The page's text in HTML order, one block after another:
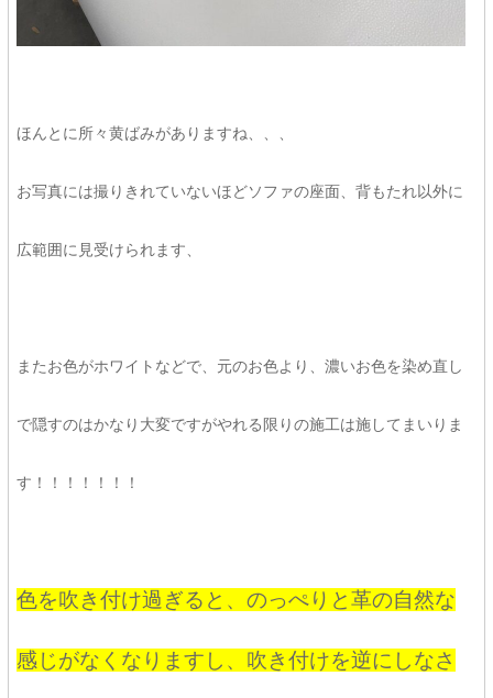
ほんとに所々黄ばみがありますね、、、
お写真には撮りきれていないほどソファの座面、背もたれ以外に
広範囲に見受けられます、
またお色がホワイトなどで、元のお色より、濃いお色を染め直し
で隠すのはかなり大変ですがやれる限りの施工は施してまいりま
す！！！！！！！
色を吹き付け過ぎると、のっぺりと革の自然な
感じがなくなりますし、吹き付けを逆にしなさ